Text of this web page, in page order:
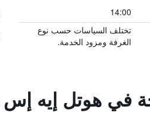
14:00
تختلف السياسات حسب نوع
الغرفة ومزود الخدمة.
في هوتل إيه إس